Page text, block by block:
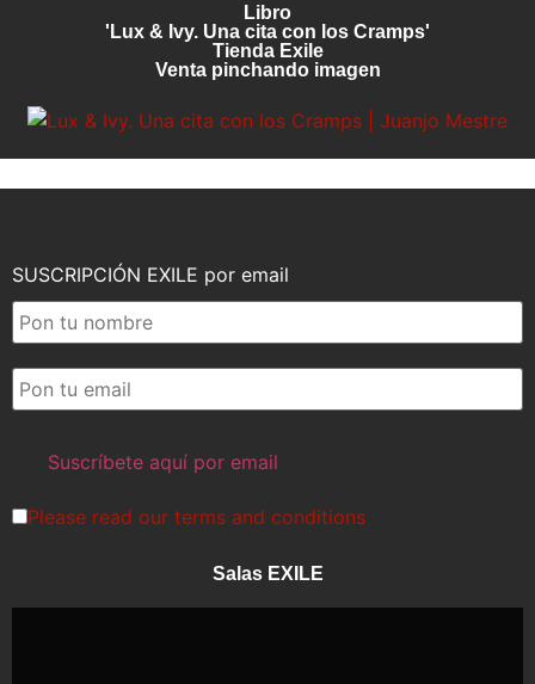
Libro
'Lux & Ivy. Una cita con los Cramps'
Tienda Exile
Venta pinchando imagen
SUSCRIPCIÓN EXILE por email
Please read our terms and conditions
Salas EXILE